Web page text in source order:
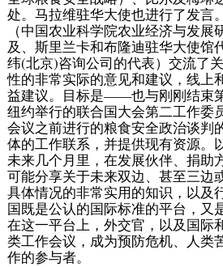
处。马拉维驻华大使也进行了发言
（中国农业科学院农业经济与发
及、斯里兰卡和布隆迪驻华大使馆
纬(北京)咨询公司的代表）交流了
性的非常实际的意见和建议，线上
益建议。目标是——也与刚刚结束
纽约举行的联合国大会第二工作委
会议之前进行的粮食安全政治谈
体的工作联系，并提供现有资源。
未来几个月里，在发展伙伴、捐助
可能分享关于未来双边、甚至三边
具体情况的非常实用的知识，以及
国既是公认的国际标准的平台，又
在这一平台上，外交官，以及国际
类工作会议，成为预防危机、人类
作的参与者。